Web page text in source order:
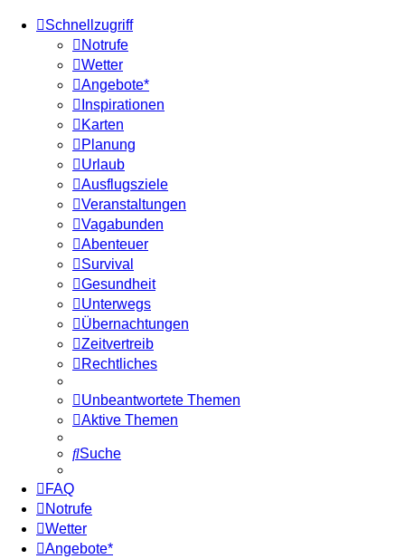
Schnellzugriff
Notrufe
Wetter
Angebote*
Inspirationen
Karten
Planung
Urlaub
Ausflugsziele
Veranstaltungen
Vagabunden
Abenteuer
Survival
Gesundheit
Unterwegs
Übernachtungen
Zeitvertreib
Rechtliches
Unbeantwortete Themen
Aktive Themen
Suche
FAQ
Notrufe
Wetter
Angebote*